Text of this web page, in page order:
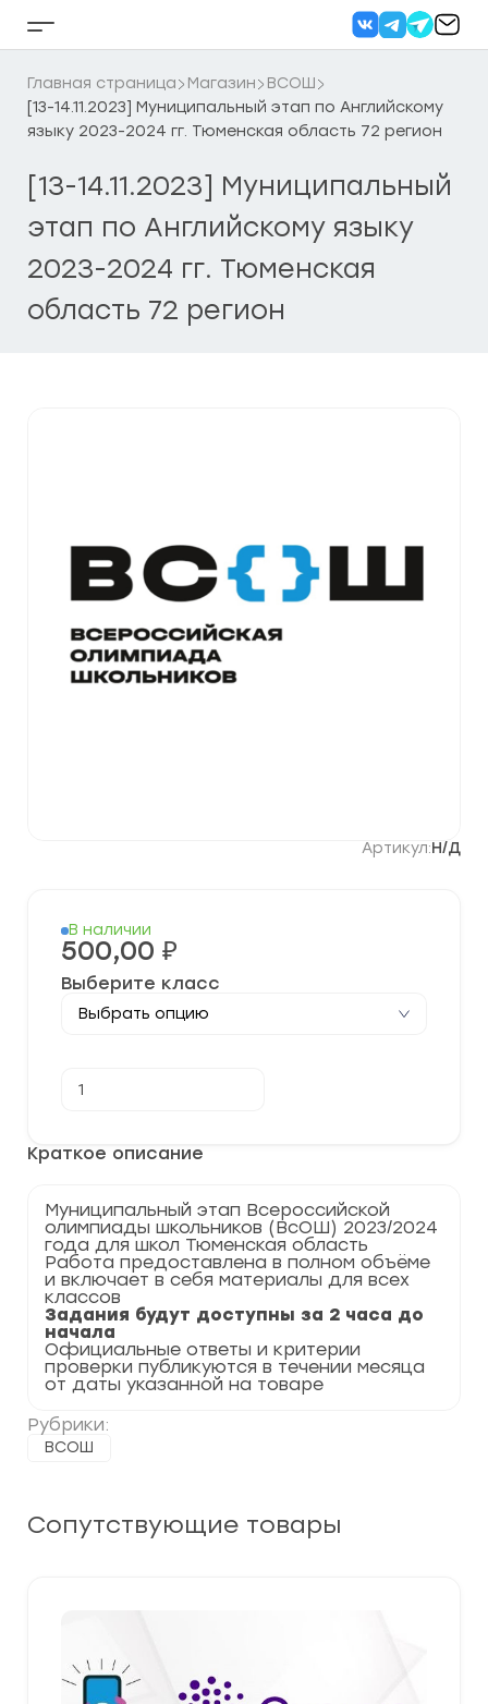
Кнопка
бокового
меню
Главная страница Магазин
ВСОШ
[13-14.11.2023] Муниципальный этап по Английскому
языку 2023-2024 гг. Тюменская область 72 регион
[13-14.11.2023] Муниципальный
этап по Английскому языку
2023-2024 гг. Тюменская
область 72 регион
Артикул:Н/Д
Краткое описание
Муниципальный этап Всероссийской
олимпиады школьников (ВсОШ) 2023/2024
года для школ Тюменская область
Работа предоставлена в полном объёме
и включает в себя материалы для всех
классов
Задания будут доступны за 2 часа до
начала
Официальные ответы и критерии
проверки публикуются в течении месяца
от даты указанной на товаре
Рубрики:
ВСОШ
В наличии
500,00 ₽
Выберите класс
товара
Муниципальный
этап
языку
2023-
2024
гг.
Тюменская
область
72
регион
Сопутствующие товары